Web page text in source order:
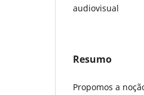
audiovisual
Resumo
Propomos a